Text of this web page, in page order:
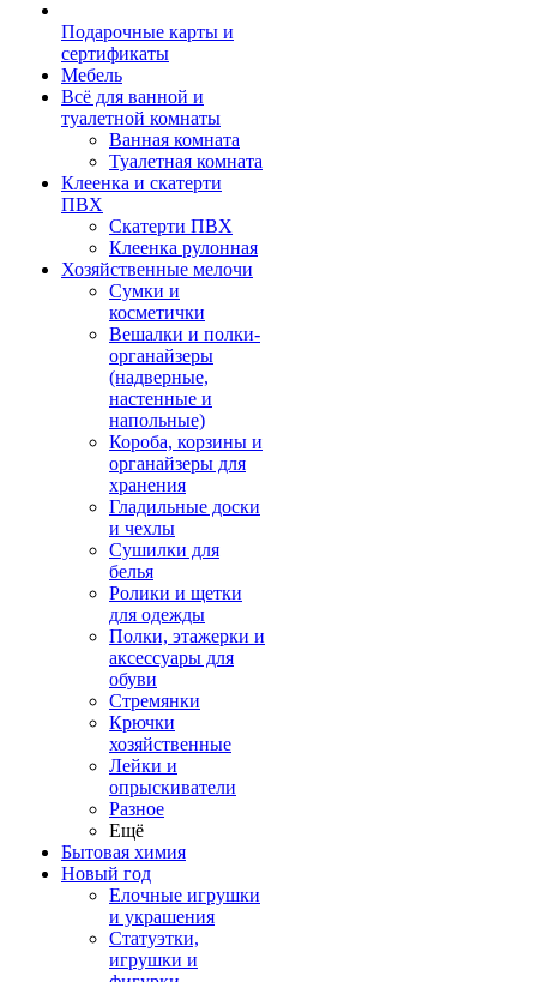
Подарочные карты и
сертификаты
Мебель
Всё для ванной и
туалетной комнаты
Ванная комната
Туалетная комната
Клеенка и скатерти
ПВХ
Скатерти ПВХ
Клеенка рулонная
Хозяйственные мелочи
Сумки и
косметички
Вешалки и полки-
органайзеры
(надверные,
настенные и
напольные)
Короба, корзины и
органайзеры для
хранения
Гладильные доски
и чехлы
Сушилки для
белья
Ролики и щетки
для одежды
Полки, этажерки и
аксессуары для
обуви
Стремянки
Крючки
хозяйственные
Лейки и
опрыскиватели
Разное
Ещё
Бытовая химия
Новый год
Елочные игрушки
и украшения
Статуэтки,
игрушки и